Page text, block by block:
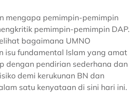
mengapa pemimpin-pemimpin
pemimpin-pemimpin DAP.
bagaimana UMNO
isu fundamental Islam yang amat
dengan pendirian sederhana dan
demi kerukunan BN dan
satu kenyataan di sini hari ini.